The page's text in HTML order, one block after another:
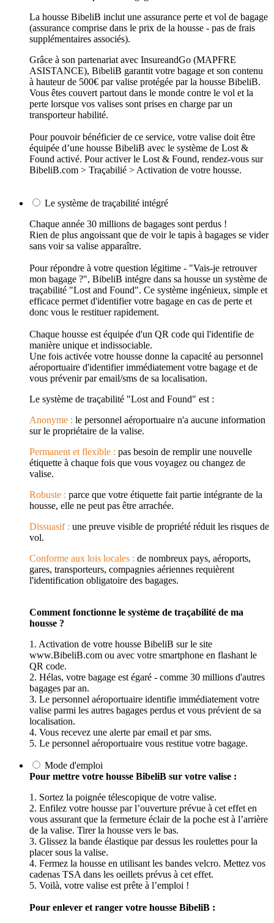
La housse BibeliB inclut une assurance perte et vol de bagage
(assurance comprise dans le prix de la housse - pas de frais
supplémentaires associés).
Grâce à son partenariat avec InsureandGo (MAPFRE
ASISTANCE), BibeliB garantit votre bagage et son contenu
à hauteur de 500€ par valise protégée par la housse BibeliB.
Vous êtes couvert partout dans le monde contre le vol et la
perte lorsque vos valises sont prises en charge par un
transporteur habilité.
Pour pouvoir bénéficier de ce service, votre valise doit être
équipée d’une housse BibeliB avec le système de Lost &
Found activé. Pour activer le Lost & Found, rendez-vous sur
BibeliB.com > Traçabilié > Activation de votre housse.
Le système de traçabilité intégré
Chaque année 30 millions de bagages sont perdus !
Rien de plus angoissant que de voir le tapis à bagages se vider
sans voir sa valise apparaître.
Pour répondre à votre question légitime - "Vais-je retrouver
mon bagage ?", BibeliB intégre dans sa housse un système de
traçabilité "Lost and Found". Ce système ingénieux, simple et
efficace permet d'identifier votre bagage en cas de perte et
donc vous le restituer rapidement.
Chaque housse est équipée d'un QR code qui l'identifie de
manière unique et indissociable.
Une fois activée votre housse donne la capacité au personnel
aéroportuaire d'identifier immédiatement votre bagage et de
vous prévenir par email/sms de sa localisation.
Le système de traçabilité "Lost and Found" est :
Anonyme : le personnel aéroportuaire n'a aucune information
sur le propriétaire de la valise.
Permanent et flexible : pas besoin de remplir une nouvelle
étiquette à chaque fois que vous voyagez ou changez de
valise.
Robuste : parce que votre étiquette fait partie intégrante de la
housse, elle ne peut pas être arrachée.
Dissuasif : une preuve visible de propriété réduit les risques de
vol.
Conforme aux lois locales : de nombreux pays, aéroports,
gares, transporteurs, compagnies aériennes requièrent
l'identification obligatoire des bagages.
Comment fonctionne le système de traçabilité de ma
housse ?
1. Activation de votre housse BibeliB sur le site
www.BibeliB.com ou avec votre smartphone en flashant le
QR code.
2. Hélas, votre bagage est égaré - comme 30 millions d'autres
bagages par an.
3. Le personnel aéroportuaire identifie immédiatement votre
valise parmi les autres bagages perdus et vous prévient de sa
localisation.
4. Vous recevez une alerte par email et par sms.
5. Le personnel aéroportuaire vous restitue votre bagage.
Mode d'emploi
Pour mettre votre housse BibeliB sur votre valise :
1. Sortez la poignée télescopique de votre valise.
2. Enfilez votre housse par l’ouverture prévue à cet effet en
vous assurant que la fermeture éclair de la poche est à l’arrière
de la valise. Tirer la housse vers le bas.
3. Glissez la bande élastique par dessus les roulettes pour la
placer sous la valise.
4. Fermez la housse en utilisant les bandes velcro. Mettez vos
cadenas TSA dans les oeillets prévus à cet effet.
5. Voilà, votre valise est prête à l’emploi !
Pour enlever et ranger votre housse BibeliB :